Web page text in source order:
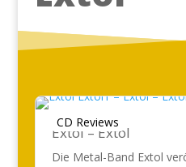
CD Reviews
Extol – Extol
Die Metal-Band Extol